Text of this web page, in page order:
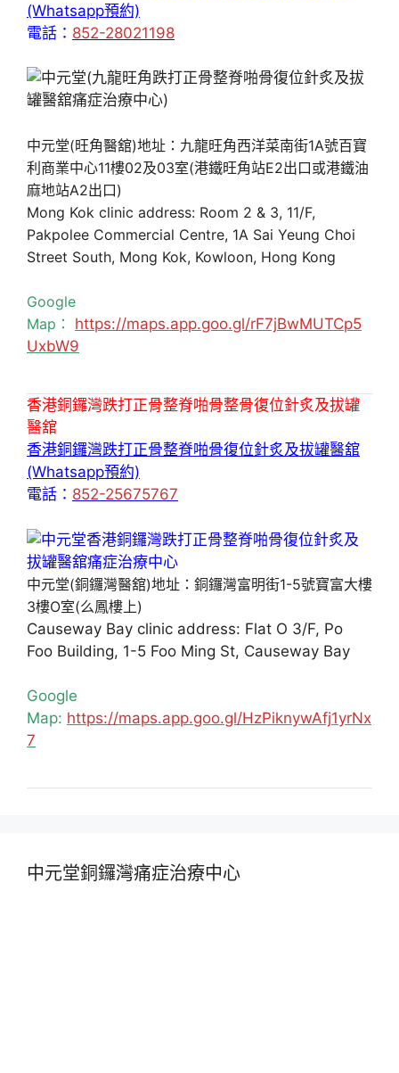
(Whatsapp預約)
電話： 852-28021198
中元堂(旺角醫舘)地址：九龍旺角西洋菜南街1A號百寶
利商業中心11樓02及03室(港鐵旺角站E2出口或港鐵油
麻地站A2出口)
Mong Kok clinic address: Room 2 & 3, 11/F,
Pakpolee Commercial Centre, 1A Sai Yeung Choi
Street South, Mong Kok, Kowloon, Hong Kong
Google
Map： https://maps.app.goo.gl/rF7jBwMUTCp5
UxbW9
香港銅鑼灣跌打正骨整脊啪骨整骨復位針炙及拔罐
醫舘
香港銅鑼灣跌打正骨整脊啪骨復位針炙及拔罐醫舘
(Whatsapp預約)
電話： 852-25675767
中元堂(銅鑼灣醫舘)地址：銅鑼灣富明街1-5號寶富大樓
3樓O室(么鳳樓上)
Causeway Bay clinic address: Flat O 3/F, Po
Foo Building, 1-5 Foo Ming St, Causeway Bay
Google
Map: https://maps.app.goo.gl/HzPiknywAfj1yrNx
7
中元堂銅鑼灣痛症治療中心